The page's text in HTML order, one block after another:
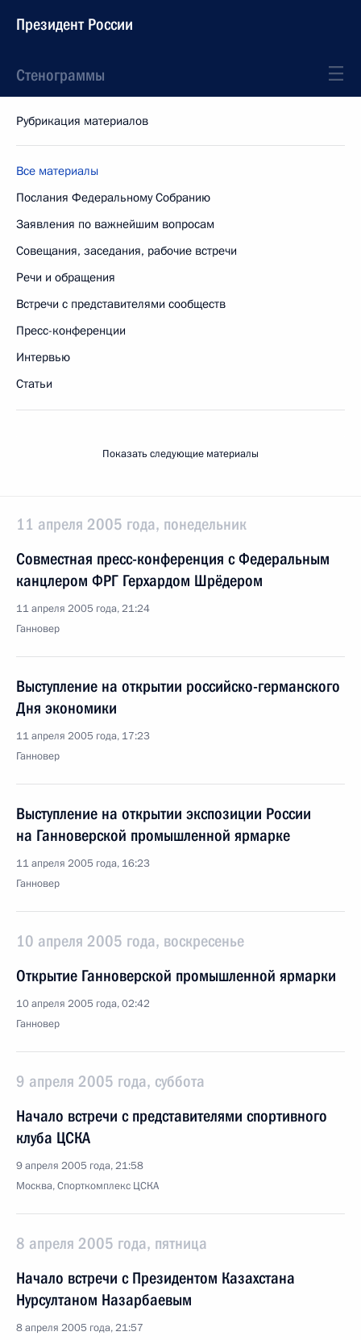
Президент России
Стенограммы
Рубрикация материалов
Все материалы
Послания Федеральному Собранию
Заявления по важнейшим вопросам
Совещания, заседания, рабочие встречи
Речи и обращения
Встречи с представителями сообществ
Пресс-конференции
Интервью
Статьи
Показать следующие материалы
11 апреля 2005 года, понедельник
Совместная пресс-конференция с Федеральным
канцлером ФРГ Герхардом Шрёдером
11 апреля 2005 года, 21:24
Ганновер
Выступление на открытии российско-германского
Дня экономики
11 апреля 2005 года, 17:23
Ганновер
Выступление на открытии экспозиции России
на Ганноверской промышленной ярмарке
11 апреля 2005 года, 16:23
Ганновер
10 апреля 2005 года, воскресенье
Открытие Ганноверской промышленной ярмарки
10 апреля 2005 года, 02:42
Ганновер
9 апреля 2005 года, суббота
Начало встречи с представителями спортивного
клуба ЦСКА
9 апреля 2005 года, 21:58
Москва, Спорткомплекс ЦСКА
8 апреля 2005 года, пятница
Начало встречи с Президентом Казахстана
Нурсултаном Назарбаевым
8 апреля 2005 года, 21:57